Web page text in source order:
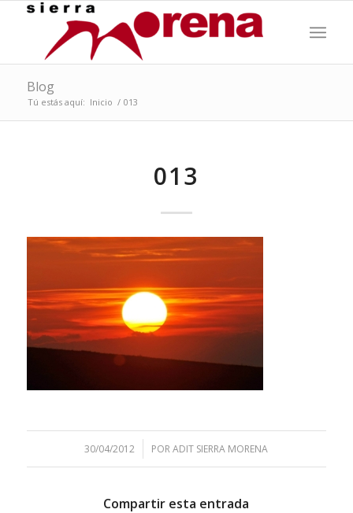
Blog
Tú estás aquí: Inicio / 013
013
30/04/2012
/ PORADIT SIERRA MORENA
Compartir esta entrada